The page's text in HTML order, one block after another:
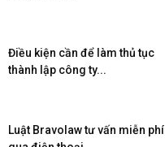
Điều kiện cần để làm thủ tục
thành lập công ty...
Luật Bravolaw tư vấn miễn phí